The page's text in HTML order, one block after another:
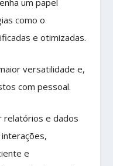
como o
e otimizadas.
versatilidade e,
com pessoal.
relatórios e dados
e